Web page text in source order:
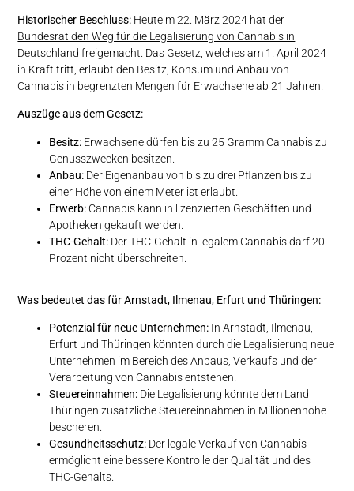
Historischer Beschluss: Heute m 22. März 2024 hat der
Bundesrat den Weg für die Legalisierung von Cannabis in
Deutschland freigemacht . Das Gesetz, welches am 1. April 2024
in Kraft tritt, erlaubt den Besitz, Konsum und Anbau von
Cannabis in begrenzten Mengen für Erwachsene ab 21 Jahren.
Auszüge aus dem Gesetz:
Besitz: Erwachsene dürfen bis zu 25 Gramm Cannabis zu
Genusszwecken besitzen.
Anbau: Der Eigenanbau von bis zu drei Pflanzen bis zu
einer Höhe von einem Meter ist erlaubt.
Erwerb: Cannabis kann in lizenzierten Geschäften und
Apotheken gekauft werden.
THC-Gehalt: Der THC-Gehalt in legalem Cannabis darf 20
Prozent nicht überschreiten.
Was bedeutet das für Arnstadt, Ilmenau, Erfurt und Thüringen:
Potenzial für neue Unternehmen: In Arnstadt, Ilmenau,
Erfurt und Thüringen könnten durch die Legalisierung neue
Unternehmen im Bereich des Anbaus, Verkaufs und der
Verarbeitung von Cannabis entstehen.
Steuereinnahmen: Die Legalisierung könnte dem Land
Thüringen zusätzliche Steuereinnahmen in Millionenhöhe
bescheren.
Gesundheitsschutz: Der legale Verkauf von Cannabis
ermöglicht eine bessere Kontrolle der Qualität und des
THC-Gehalts.